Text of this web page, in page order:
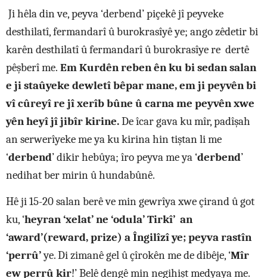
Ji hêla din ve, peyva ‘derbend’ piçekê jî peyveke
desthilatî, fermandarî û burokrasîyê ye; ango zêdetir bi
karên desthilatî û fermandarî û burokrasîye re dertê
pêşberî me. Em Kurdên reben ên ku bi sedan salan
e ji staûyeke dewletî bêpar mane, em ji peyvên bi
vî cûreyî re jî xerîb bûne û carna me peyvên xwe
yên heyî jî jibîr kirine.De îcar gava ku mîr, padîşah
an serwerîyeke me ya ku kirina hin tiştan li me
‘derbend’ dikir hebûya; îro peyva me ya ‘derbend’
nedihat ber mirin û hundabûnê.
Hê ji 15-20 salan berê ve min gewrîya xwe çirand û got
ku, ‘heyran ‘xelat’ ne ‘odula’ Tirkî’ an
‘award’(reward, prize) a Îngilîzî ye; peyva rastîn
‘perrû’ye. Di zimanê gel û çîrokên me de dibêje, ‘Mîr
ew perrû kir!’ Belê dengê min negihişt medyaya me.